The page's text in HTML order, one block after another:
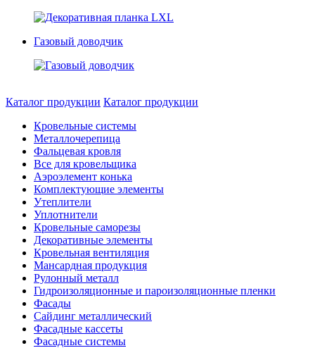
Газовый доводчик
Каталог продукции Каталог продукции
Кровельные системы
Металлочерепица
Фальцевая кровля
Все для кровельщика
Аэроэлемент конька
Комплектующие элементы
Утеплители
Уплотнители
Кровельные саморезы
Декоративные элементы
Кровельная вентиляция
Мансардная продукция
Рулонный металл
Гидроизоляционные и пароизоляционные пленки
Фасады
Сайдинг металлический
Фасадные кассеты
Фасадные системы